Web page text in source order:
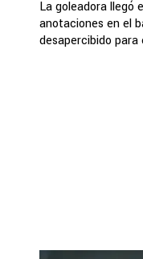
La goleadora llegó
anotaciones en el
desapercibido para